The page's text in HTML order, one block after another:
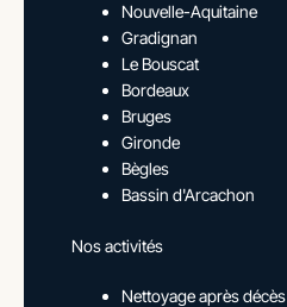
Nouvelle-Aquitaine
Gradignan
Le Bouscat
Bordeaux
Bruges
Gironde
Bègles
Bassin d'Arcachon
Nos activités
Nettoyage après décès